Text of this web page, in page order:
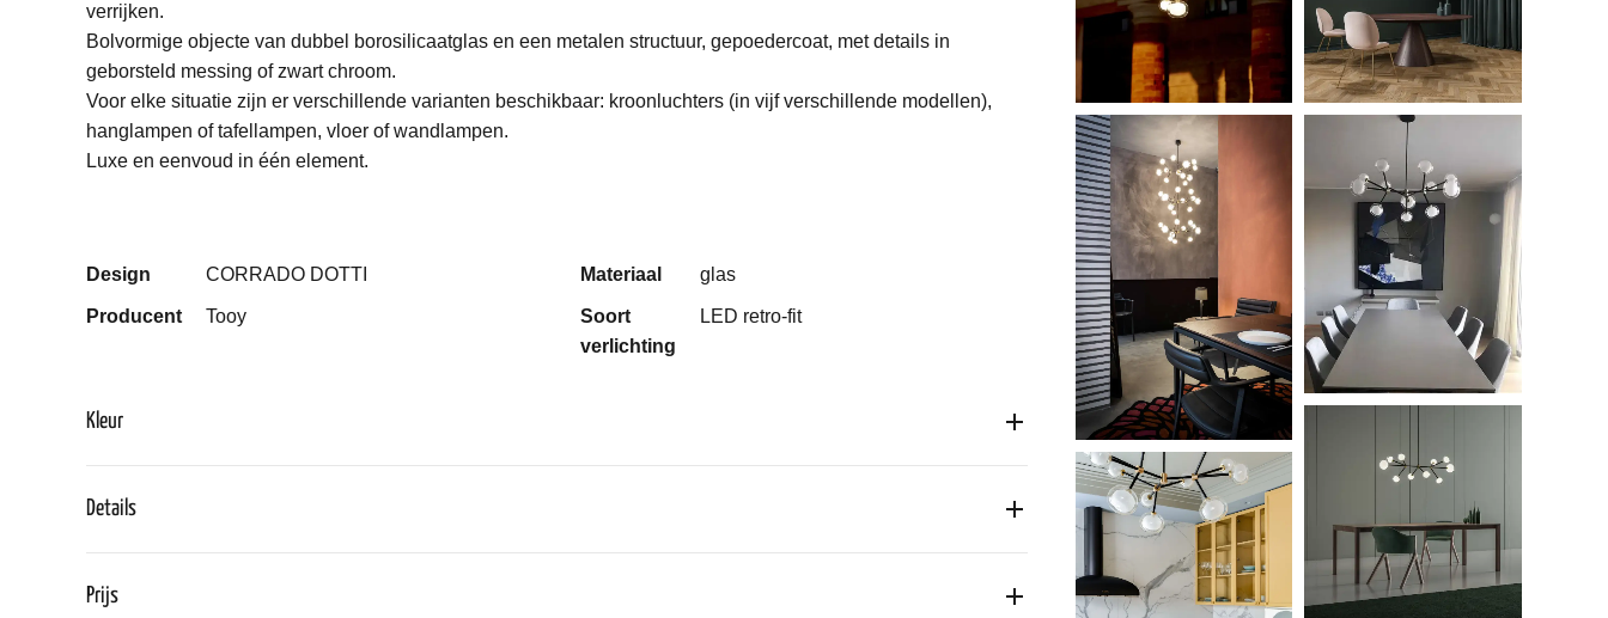
verrijken.
Bolvormige objecte van dubbel borosilicaatglas en een metalen structuur, gepoedercoat, met details in
geborsteld messing of zwart chroom.
Voor elke situatie zijn er verschillende varianten beschikbaar: kroonluchters (in vijf verschillende modellen),
hanglampen of tafellampen, vloer of wandlampen.
Luxe en eenvoud in één element.
Design CORRADO DOTTI
Producent Tooy
Materiaal glas
Soort
verlichting
LED retro-fit
Kleur
Details
Prijs